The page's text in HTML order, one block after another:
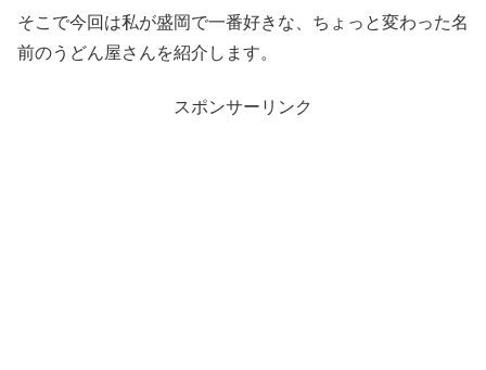
そこで今回は私が盛岡で一番好きな、ちょっと変わった名
前のうどん屋さんを紹介します。
スポンサーリンク